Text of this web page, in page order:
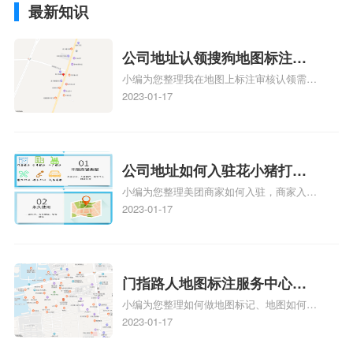
最新知识
公司地址认领搜狗地图标注多
久审核？公司地址认领地图标
注多久审核？
小编为您整理我在地图上标注审核认领需要
多久、我在地图上标注审核认领需要多久
情可查看下方正文！
2023-01-17
公司地址如何入驻花小猪打车
地图标记？指路人地图标注服
务中心铺如何入驻花小猪打车
小编为您整理美团商家如何入驻，商家入驻
教程、商家如何入驻地图、如何入驻地:、
2023-01-17
门指路人地图标注服务中心如
何做花小猪打车地图位置标
记？门指路人地图标注服务中
小编为您整理如何做地图标记、地图如何做
标记、so搜街景中如何做标记、360e启花贷
2023-01-17